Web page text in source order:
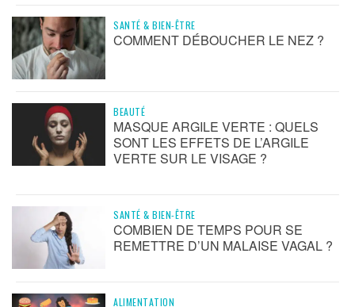
SANTÉ & BIEN-ÊTRE
COMMENT DÉBOUCHER LE NEZ ?
BEAUTÉ
MASQUE ARGILE VERTE : QUELS
SONT LES EFFETS DE L’ARGILE
VERTE SUR LE VISAGE ?
SANTÉ & BIEN-ÊTRE
COMBIEN DE TEMPS POUR SE
REMETTRE D’UN MALAISE VAGAL ?
ALIMENTATION